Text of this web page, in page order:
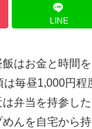
LINE
はお金と時間
は毎昼1,000円程
弁当を持参し
んを自宅から